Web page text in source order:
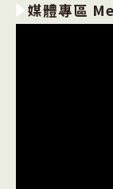
學
金」〉
媒體專區